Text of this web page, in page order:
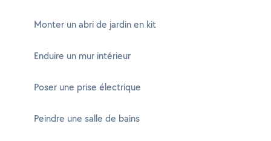
Monter un abri de jardin en kit
Enduire un mur intérieur
Poser une prise électrique
Peindre une salle de bains